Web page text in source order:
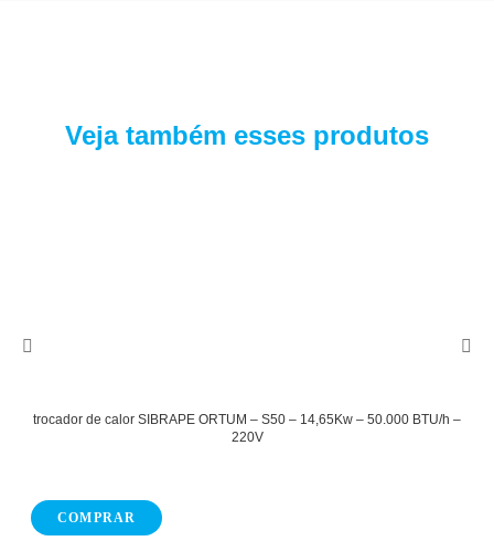
Veja também esses produtos
trocador de calor SIBRAPE ORTUM – S50 – 14,65Kw – 50.000 BTU/h –
220V
COMPRAR